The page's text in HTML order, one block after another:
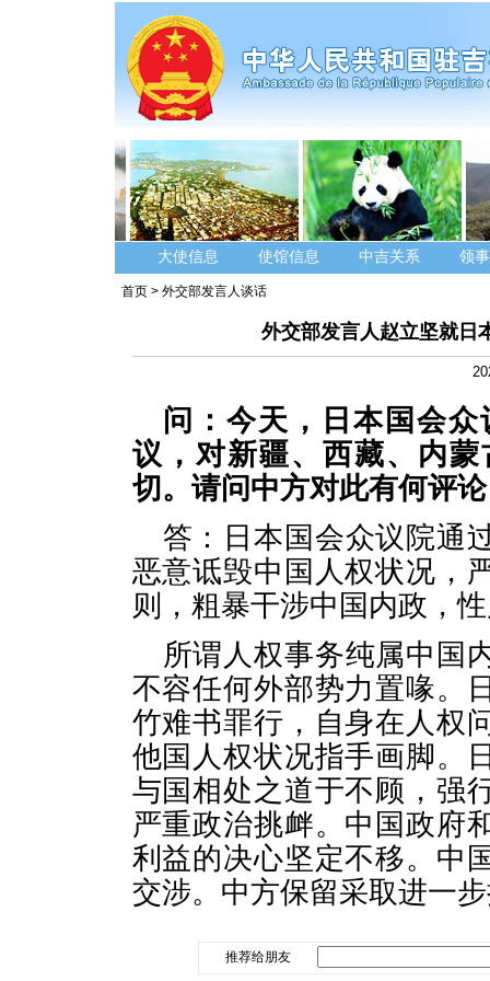
大使信息 使馆信息 中吉关系 领
首页 > 外交部发言人谈话
外交部发言人赵立坚就日
问：今天，日本国会
议，对新疆、西藏、内
切。请问中方对此有何评
答：日本国会众议院通
恶意诋毁中国人权状况，
则，粗暴干涉中国内政，
所谓人权事务纯属中国
不容任何外部势力置喙。
竹难书罪行，自身在人权
他国人权状况指手画脚。
与国相处之道于不顾，强
严重政治挑衅。中国政府
利益的决心坚定不移。中
交涉。中方保留采取进一
推荐给朋友